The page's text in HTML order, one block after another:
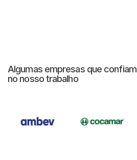
Algumas empresas que confiam
no nosso trabalho